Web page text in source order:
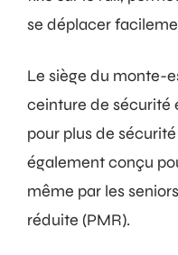
se déplacer
Le siège du monte-
ceinture de sécurité
pour plus de
également conçu
même par les
réduite (PMR).